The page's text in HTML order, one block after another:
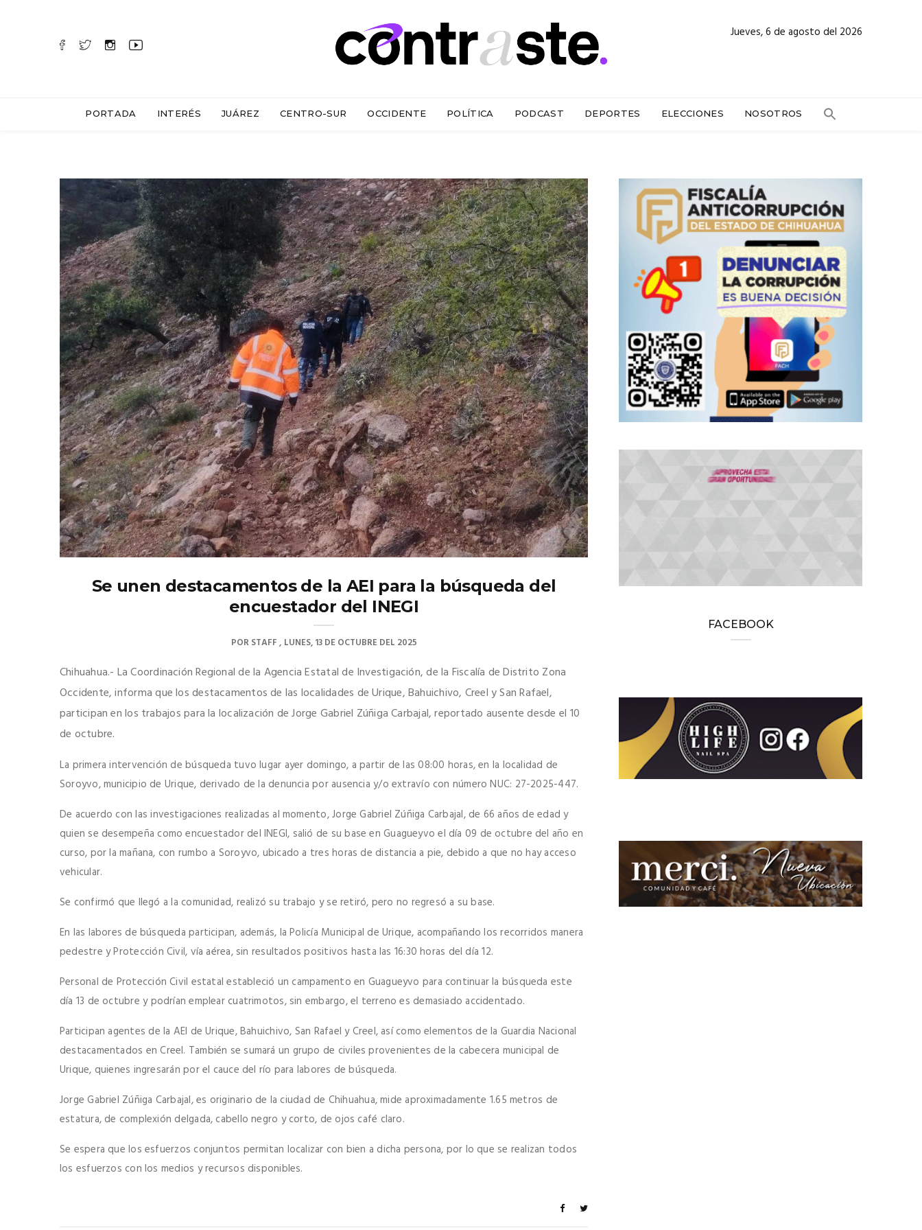
Jueves, 6 de agosto del 2026
PORTADA INTERÉS JUÁREZ CENTRO-SUR OCCIDENTE POLÍTICA PODCAST DEPORTES ELECCIONES NOSOTROS
Se unen destacamentos de la AEI para la búsqueda del
encuestador del INEGI
PORSTAFF LUNES, 13 DE OCTUBRE DEL 2025
Chihuahua.- La Coordinación Regional de la Agencia Estatal de Investigación, de la Fiscalía de Distrito Zona
Occidente, informa que los destacamentos de las localidades de Urique, Bahuichivo, Creel y San Rafael,
participan en los trabajos para la localización de Jorge Gabriel Zúñiga Carbajal, reportado ausente desde el 10
de octubre.
La primera intervención de búsqueda tuvo lugar ayer domingo, a partir de las 08:00 horas, en la localidad de
Soroyvo, municipio de Urique, derivado de la denuncia por ausencia y/o extravío con número NUC: 27-2025-447.
De acuerdo con las investigaciones realizadas al momento, Jorge Gabriel Zúñiga Carbajal, de 66 años de edad y
quien se desempeña como encuestador del INEGI, salió de su base en Guagueyvo el día 09 de octubre del año en
curso, por la mañana, con rumbo a Soroyvo, ubicado a tres horas de distancia a pie, debido a que no hay acceso
vehicular.
Se confirmó que llegó a la comunidad, realizó su trabajo y se retiró, pero no regresó a su base.
En las labores de búsqueda participan, además, la Policía Municipal de Urique, acompañando los recorridos manera
pedestre y Protección Civil, vía aérea, sin resultados positivos hasta las 16:30 horas del día 12.
Personal de Protección Civil estatal estableció un campamento en Guagueyvo para continuar la búsqueda este
día 13 de octubre y podrían emplear cuatrimotos, sin embargo, el terreno es demasiado accidentado.
Participan agentes de la AEI de Urique, Bahuichivo, San Rafael y Creel, así como elementos de la Guardia Nacional
destacamentados en Creel. También se sumará un grupo de civiles provenientes de la cabecera municipal de
Urique, quienes ingresarán por el cauce del río para labores de búsqueda.
Jorge Gabriel Zúñiga Carbajal, es originario de la ciudad de Chihuahua, mide aproximadamente 1.65 metros de
estatura, de complexión delgada, cabello negro y corto, de ojos café claro.
Se espera que los esfuerzos conjuntos permitan localizar con bien a dicha persona, por lo que se realizan todos
los esfuerzos con los medios y recursos disponibles.
FACEBOOK